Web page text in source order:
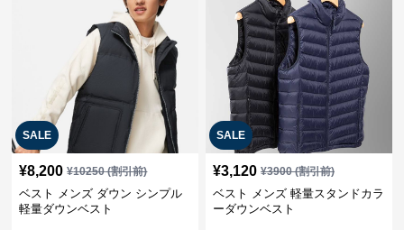
SALE
¥8,200 ¥10250(割引前)
ベスト メンズ ダウン シンプル
軽量ダウンベスト
SALE
¥3,120 ¥3900(割引前)
ベスト メンズ 軽量スタンドカラ
ーダウンベスト